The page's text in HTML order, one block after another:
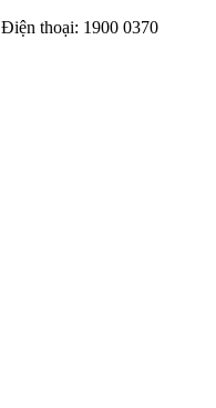
Điện thoại: 1900 0370